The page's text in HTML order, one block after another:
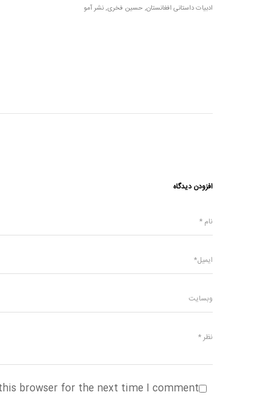
ادبیات داستانی افغانستان,حسین فخری,نشر آمو
افزودن دیدگاه
browser for the next time I comment.